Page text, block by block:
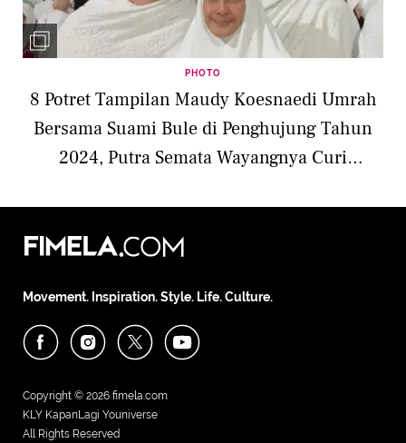
PHOTO
8 Potret Tampilan Maudy Koesnaedi Umrah
Bersama Suami Bule di Penghujung Tahun
2024, Putra Semata Wayangnya Curi
Movement. Inspiration. Style. Life. Culture.
Copyright © 2026 fimela.com
KLY KapanLagi Youniverse
All Rights Reserved